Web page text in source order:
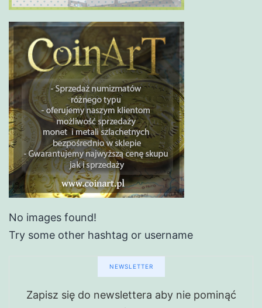
No images found!
Try some other hashtag or username
NEWSLETTER
Zapisz się do newslettera aby nie pominąć